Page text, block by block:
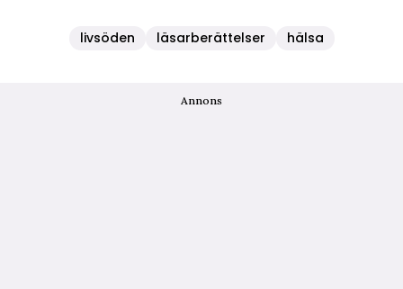
livsöden läsarberättelser hälsa
Annons